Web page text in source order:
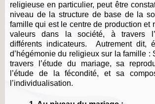
religieuse en particulier, peut être
niveau de la structure de base de la
famille qui est le centre de production et
valeurs dans la société, à travers
différents indicateurs. Autrement dit,
d’hégémonie du religieux sur la famille :
travers l’étude du mariage, sa
l’étude de la fécondité, et sa
l’individualisation.